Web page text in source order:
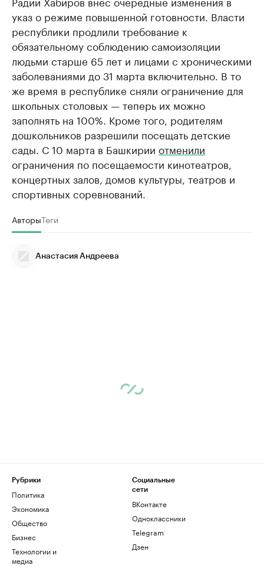
указ о режиме повышенной готовности. Власти
республики продлили требование к
обязательному соблюдению самоизоляции
людьми старше 65 лет и лицами с хроническими
заболеваниями до 31 марта включительно. В то
же время в республике сняли ограничение для
школьных столовых — теперь их можно
заполнять на 100%. Кроме того, родителям
дошкольников разрешили посещать детские
сады. С 10 марта в Башкирии отменили
ограничения по посещаемости кинотеатров,
концертных залов, домов культуры, театров и
спортивных соревнований.
АвторыТеги
Анастасия Андреева
Рубрики
Политика
Экономика
Общество
Бизнес
Технологии и
медиа
Социальные
сети
ВКонтакте
Одноклассники
Telegram
Дзен